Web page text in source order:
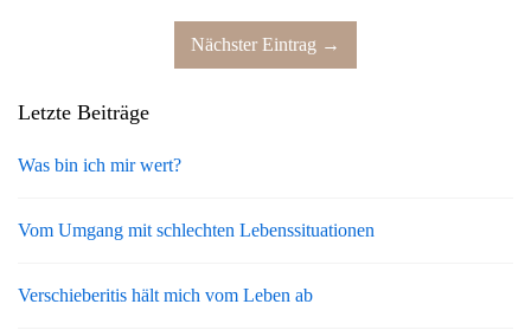
Nächster Eintrag →
Letzte Beiträge
Was bin ich mir wert?
Vom Umgang mit schlechten Lebenssituationen
Verschieberitis hält mich vom Leben ab